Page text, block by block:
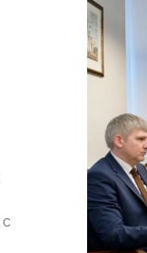
с